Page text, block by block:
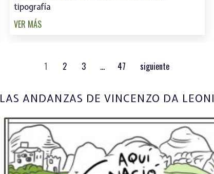
tipografía
VER MÁS
1 2 3 … 47 siguiente
LAS ANDANZAS DE VINCENZO DA LEONI